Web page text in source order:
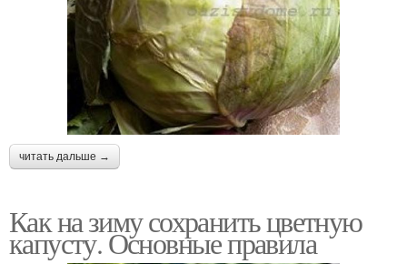
читать дальше →
Как на зиму сохранить цветную
капусту. Основные правила